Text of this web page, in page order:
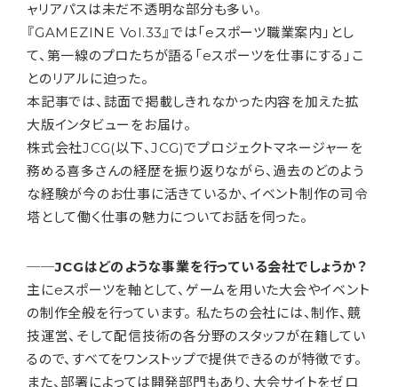
ャリアパスは未だ不透明な部分も多い。
『GAMEZINE Vol.33』では「eスポーツ職業案内」とし
て、第一線のプロたちが語る「eスポーツを仕事にする」こ
とのリアルに迫った。
本記事では、誌面で掲載しきれなかった内容を加えた拡
大版インタビューをお届け。
株式会社JCG(以下、JCG)でプロジェクトマネージャーを
務める喜多さんの経歴を振り返りながら、過去のどのよう
な経験が今のお仕事に活きているか、イベント制作の司令
塔として働く仕事の魅力についてお話を伺った。
──JCGはどのような事業を行っている会社でしょうか？
主にeスポーツを軸として、ゲームを用いた大会やイベント
の制作全般を行っています。 私たちの会社には、制作、競
技運営、そして配信技術の各分野のスタッフが在籍してい
るので、すべてをワンストップで提供できるのが特徴です。
また、部署によっては開発部門もあり、大会サイトをゼロ